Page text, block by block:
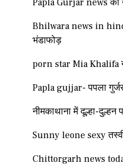
Papla Gurjar news की
Bhilwara news in
भंडाफोड़
porn star Mia Khalifa
Papla gujjar- पपला
नीमकाथाना में दूल्हा-दुल्हन
Sunny leone sexy
Chittorgarh news